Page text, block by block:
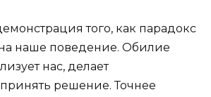
того, как парадокс
наше поведение. Обилие
нас, делает
решение. Точнее